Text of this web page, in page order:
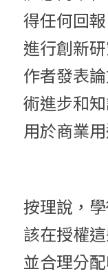
得任何回
進行創新
作者發表
術進步和
用於商業用
按理說，
該在授權
並合理分